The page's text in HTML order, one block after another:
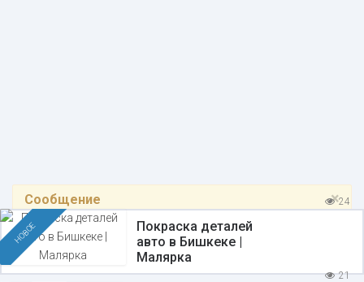
×
Сообщение
Объявление недоступно
НОВОЕ
Покраска деталей
авто в Бишкеке |
Малярка
24
21